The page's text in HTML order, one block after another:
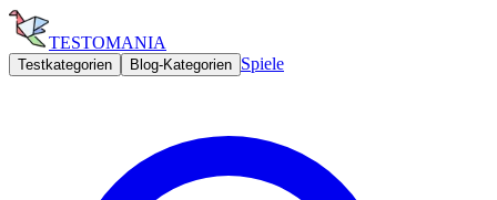
TESTOMANIA
Testkategorien Blog-Kategorien Spiele